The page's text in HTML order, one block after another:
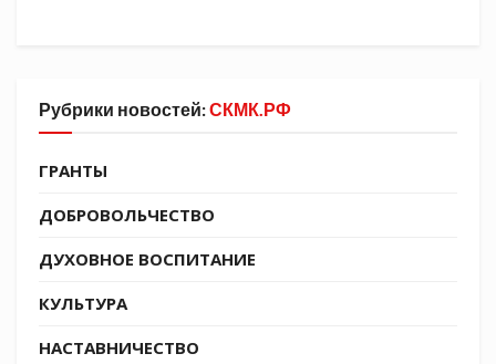
Tags:
Рубрики новостей:СКМК.РФ
ГРАНТЫ
ДОБРОВОЛЬЧЕСТВО
ДУХОВНОЕ ВОСПИТАНИЕ
КУЛЬТУРА
НАСТАВНИЧЕСТВО